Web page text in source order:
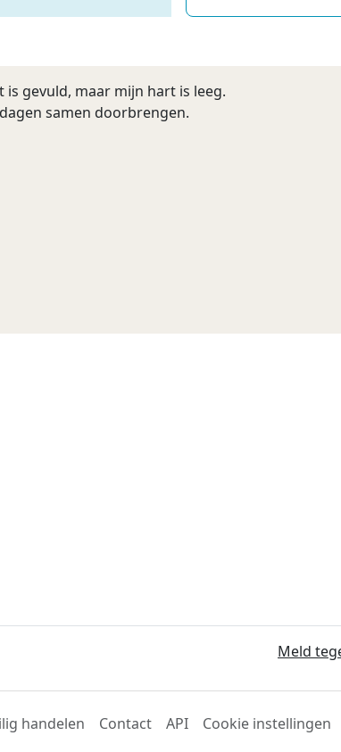
gevuld, maar mijn hart is leeg.
samen doorbrengen.
Meld
handelen Contact API Cookie instellingen